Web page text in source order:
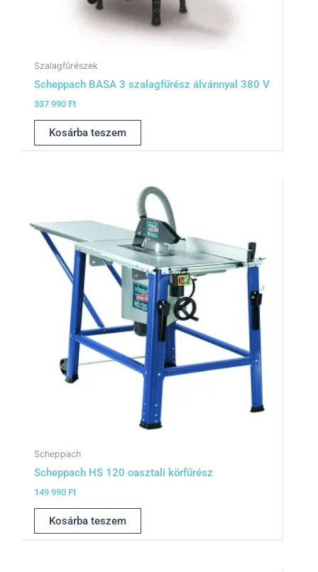
Szalagfűrészek
Scheppach BASA 3 szalagfűrész álvánnyal 380 V
337 990 Ft
Kosárba teszem
Scheppach
Scheppach HS 120 oasztali körfűrész
149 990 Ft
Kosárba teszem